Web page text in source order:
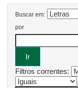
Buscar em:
por
Filtros correntes: